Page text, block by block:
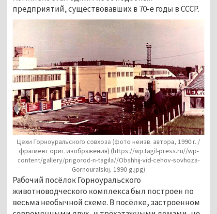
предприятий, существовавших в 70-е годы в СССР.
Цехи Горноуральского совхоза (фото неизв. автора, 1990 г. /
фрагмент ориг. изображения) (https://wp.tagil-press.ru//wp-
content/gallery/prigorod-n-tagila//Obshhij-vid-cehov-sovhoza-
Gornouralskij.-1990-g.jpg)
Рабочий посёлок Горноуральского
животноводческого комплекса был построен по
весьма необычной схеме. В посёлке, застроенном